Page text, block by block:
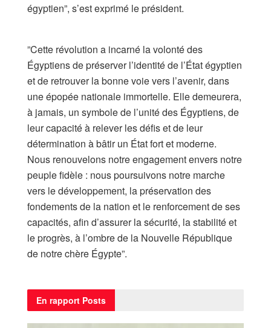
égyptien”, s’est exprimé le président.
​”Cette révolution a incarné la volonté des
Égyptiens de préserver l’identité de l’État égyptien
et de retrouver la bonne voie vers l’avenir, dans
une épopée nationale immortelle. Elle demeurera,
à jamais, un symbole de l’unité des Égyptiens, de
leur capacité à relever les défis et de leur
détermination à bâtir un État fort et moderne.
​Nous renouvelons notre engagement envers notre
peuple fidèle : nous poursuivons notre marche
vers le développement, la préservation des
fondements de la nation et le renforcement de ses
capacités, afin d’assurer la sécurité, la stabilité et
le progrès, à l’ombre de la Nouvelle République
de notre chère Égypte”.
En rapport Posts